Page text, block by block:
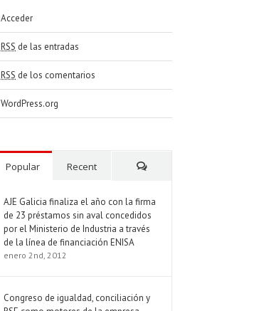
Acceder
RSS de las entradas
RSS de los comentarios
WordPress.org
Popular Recent
AJE Galicia finaliza el año con la firma
de 23 préstamos sin aval concedidos
por el Ministerio de Industria a través
de la línea de financiación ENISA
enero 2nd, 2012
Congreso de igualdad, conciliación y